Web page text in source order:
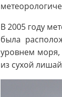
В 2005 году
была
уровнем моря,
из сухой